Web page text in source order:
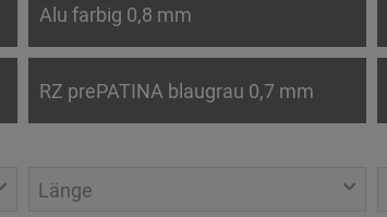
Alu farbig 0,8 mm
RZ prePATINA blaugrau 0,7 mm
Länge